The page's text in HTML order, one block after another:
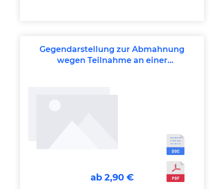
Gegendarstellung zur Abmahnung
wegen Teilnahme an einer
ab 2,90 €